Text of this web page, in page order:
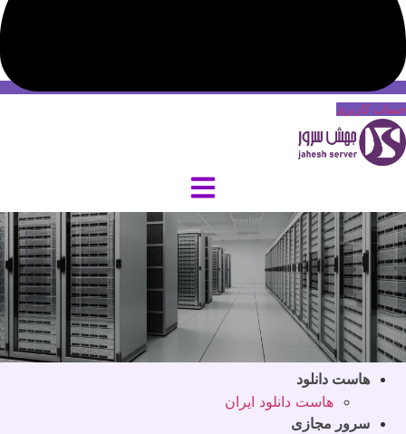
حساب کاربری
هاست دانلود
هاست دانلود ایران
سرور مجازی